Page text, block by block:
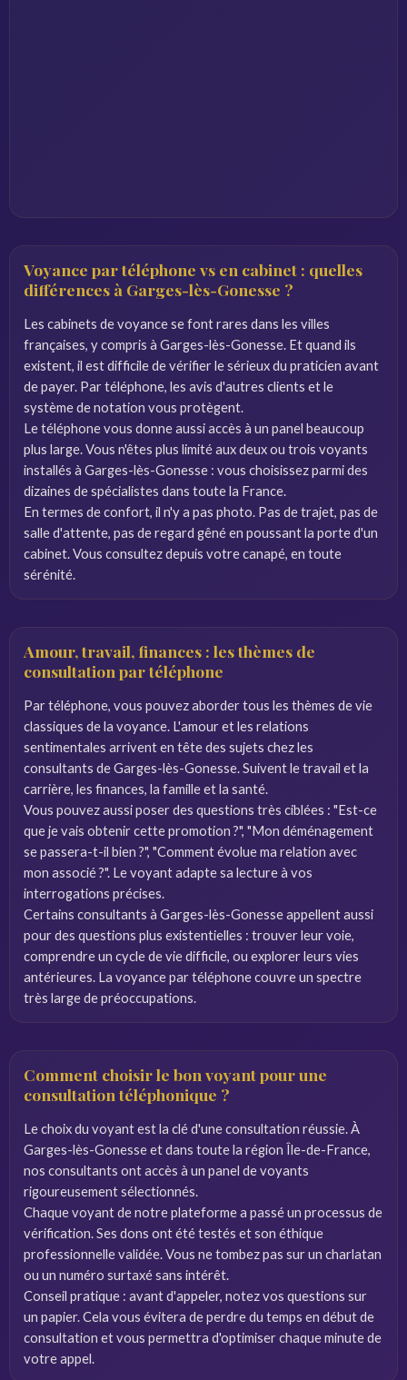
Voyance par téléphone vs en cabinet : quelles
différences à Garges-lès-Gonesse ?
Les cabinets de voyance se font rares dans les villes
françaises, y compris à Garges-lès-Gonesse. Et quand ils
existent, il est difficile de vérifier le sérieux du praticien avant
de payer. Par téléphone, les avis d'autres clients et le
système de notation vous protègent.
Le téléphone vous donne aussi accès à un panel beaucoup
plus large. Vous n'êtes plus limité aux deux ou trois voyants
installés à Garges-lès-Gonesse : vous choisissez parmi des
dizaines de spécialistes dans toute la France.
En termes de confort, il n'y a pas photo. Pas de trajet, pas de
salle d'attente, pas de regard gêné en poussant la porte d'un
cabinet. Vous consultez depuis votre canapé, en toute
sérénité.
Amour, travail, finances : les thèmes de
consultation par téléphone
Par téléphone, vous pouvez aborder tous les thèmes de vie
classiques de la voyance. L'amour et les relations
sentimentales arrivent en tête des sujets chez les
consultants de Garges-lès-Gonesse. Suivent le travail et la
carrière, les finances, la famille et la santé.
Vous pouvez aussi poser des questions très ciblées : "Est-ce
que je vais obtenir cette promotion ?", "Mon déménagement
se passera-t-il bien ?", "Comment évolue ma relation avec
mon associé ?". Le voyant adapte sa lecture à vos
interrogations précises.
Certains consultants à Garges-lès-Gonesse appellent aussi
pour des questions plus existentielles : trouver leur voie,
comprendre un cycle de vie difficile, ou explorer leurs vies
antérieures. La voyance par téléphone couvre un spectre
très large de préoccupations.
Comment choisir le bon voyant pour une
consultation téléphonique ?
Le choix du voyant est la clé d'une consultation réussie. À
Garges-lès-Gonesse et dans toute la région Île-de-France,
nos consultants ont accès à un panel de voyants
rigoureusement sélectionnés.
Chaque voyant de notre plateforme a passé un processus de
vérification. Ses dons ont été testés et son éthique
professionnelle validée. Vous ne tombez pas sur un charlatan
ou un numéro surtaxé sans intérêt.
Conseil pratique : avant d'appeler, notez vos questions sur
un papier. Cela vous évitera de perdre du temps en début de
consultation et vous permettra d'optimiser chaque minute de
votre appel.